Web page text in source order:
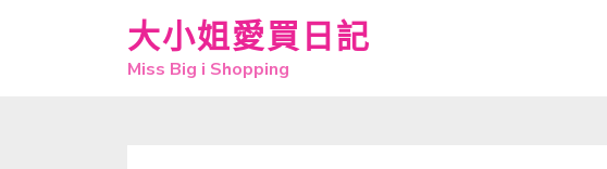
大小姐愛買日記
Miss Big i Shopping